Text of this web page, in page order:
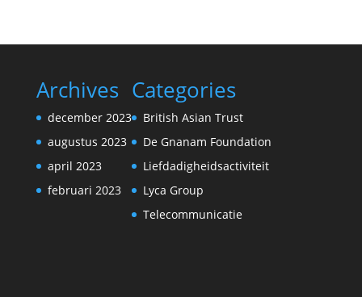
Archives
december 2023
augustus 2023
april 2023
februari 2023
Categories
British Asian Trust
De Gnanam Foundation
Liefdadigheidsactiviteit
Lyca Group
Telecommunicatie